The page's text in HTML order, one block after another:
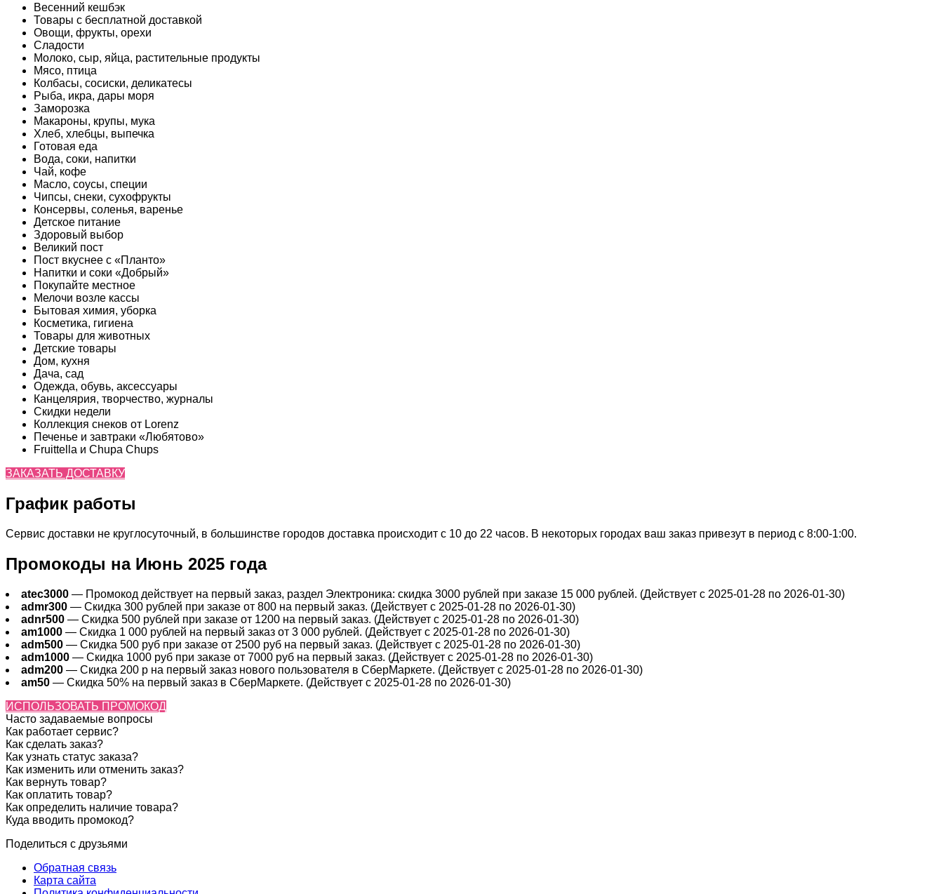
Весенний кешбэк
Товары с бесплатной доставкой
Овощи, фрукты, орехи
Сладости
Молоко, сыр, яйца, растительные продукты
Мясо, птица
Колбасы, сосиски, деликатесы
Рыба, икра, дары моря
Заморозка
Макароны, крупы, мука
Хлеб, хлебцы, выпечка
Готовая еда
Вода, соки, напитки
Чай, кофе
Масло, соусы, специи
Чипсы, снеки, сухофрукты
Консервы, соленья, варенье
Детское питание
Здоровый выбор
Великий пост
Пост вкуснее с «Планто»
Напитки и соки «Добрый»
Покупайте местное
Мелочи возле кассы
Бытовая химия, уборка
Косметика, гигиена
Товары для животных
Детские товары
Дом, кухня
Дача, сад
Одежда, обувь, аксессуары
Канцелярия, творчество, журналы
Скидки недели
Коллекция снеков от Lorenz
Печенье и завтраки «Любятово»
Fruittella и Chupa Chups
ЗАКАЗАТЬ ДОСТАВКУ
График работы
Сервис доставки не круглосуточный, в большинстве городов доставка происходит с 10 до 22 часов. В некоторых городах ваш заказ привезут в период с 8:00-1:00.
Промокоды на Июнь 2025 года
atec3000 — Промокод действует на первый заказ, раздел Электроника: скидка 3000 рублей при заказе 15 000 рублей. (Действует с 2025-01-28 по 2026-01-30)
admr300 — Скидка 300 рублей при заказе от 800 на первый заказ. (Действует с 2025-01-28 по 2026-01-30)
adnr500 — Скидка 500 рублей при заказе от 1200 на первый заказ. (Действует с 2025-01-28 по 2026-01-30)
am1000 — Скидка 1 000 рублей на первый заказ от 3 000 рублей. (Действует с 2025-01-28 по 2026-01-30)
adm500 — Скидка 500 руб при заказе от 2500 руб на первый заказ. (Действует с 2025-01-28 по 2026-01-30)
adm1000 — Скидка 1000 руб при заказе от 7000 руб на первый заказ. (Действует с 2025-01-28 по 2026-01-30)
adm200 — Cкидка 200 р на первый заказ нового пользователя в СберМаркете. (Действует с 2025-01-28 по 2026-01-30)
am50 — Скидка 50% на первый заказ в СберМаркете. (Действует с 2025-01-28 по 2026-01-30)
ИСПОЛЬЗОВАТЬ ПРОМОКОД
Часто задаваемые вопросы
Как работает сервис?
Как сделать заказ?
Как узнать статус заказа?
Как изменить или отменить заказ?
Как вернуть товар?
Как оплатить товар?
Как определить наличие товара?
Куда вводить промокод?
Поделиться с друзьями
Обратная связь
Карта сайта